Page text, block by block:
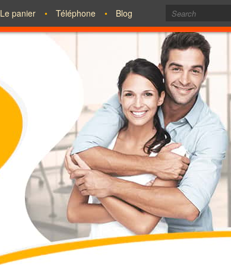
Le panier Téléphone Blog